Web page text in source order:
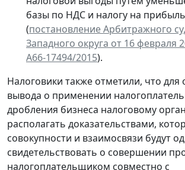
базы по НДС и налогу на прибыль
(постановление Арбитражного
Западного округа от 16 февраля
А66-17494/2015).
Налоговики также отметили, что для
вывода о применении
дробления бизнеса налоговому
располагать доказательствами,
совокупности и взаимосвязи будут
свидетельствовать о совершении
налогоплательщиком совместно с